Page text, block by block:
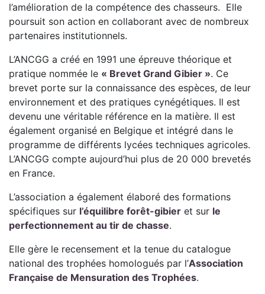
l’amélioration de la compétence des chasseurs. Elle
poursuit son action en collaborant avec de nombreux
partenaires institutionnels.
L’ANCGG a créé en 1991 une épreuve théorique et
pratique nommée le « Brevet Grand Gibier ». Ce
brevet porte sur la connaissance des espèces, de leur
environnement et des pratiques cynégétiques. Il est
devenu une véritable référence en la matière. Il est
également organisé en Belgique et intégré dans le
programme de différents lycées techniques agricoles.
L’ANCGG compte aujourd’hui plus de 20 000 brevetés
en France.
L’association a également élaboré des formations
spécifiques sur l’équilibre forêt-gibier et sur le
perfectionnement au tir de chasse.
Elle gère le recensement et la tenue du catalogue
national des trophées homologués par l’Association
Française de Mensuration des Trophées.